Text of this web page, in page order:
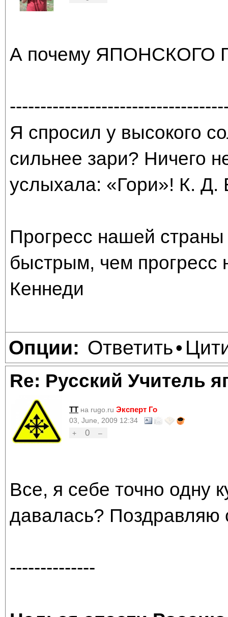
А почему ЯПОНСКОГО
Я спросил у высокого
сильнее зари? Ничего
услыхала: «Гори»! К. Д.
Прогресс нашей
быстрым, чем прогресс
Кеннеди
Опции: Ответить•
Re: Русский Учитель
TT на rugo.ru Эксперт Го
03, June, 2009 12:34
+
0 –
Все, я себе точно одну
давалась? Поздравляю
--------------